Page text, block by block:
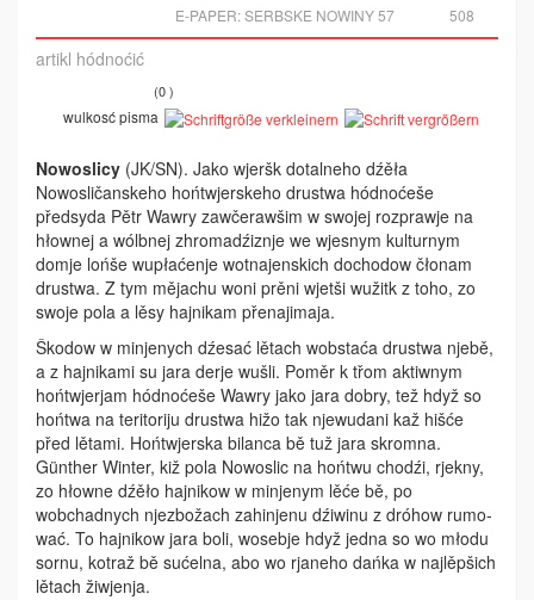
508
E-PAPER:SERBSKE NOWINY 57
artikl hódnoćić
(0 )
wulkosć pisma
Nowoslicy (JK/SN). Jako wjeršk dotalneho dźěła
Nowosličanskeho hońtwjer­skeho drustwa hódnoćeše
předsyda Pětr Wawry zawčerawšim w swojej rozprawje na
hłownej a wólbnej zhromadźiznje we wjes­nym kulturnym
domje lońše wupłaćenje wotnajenskich dochodow čłonam
drustwa. Z tym mějachu woni prěni wjetši wužitk z toho, zo
swoje pola a lěsy hajnikam přenajimaja.
Škodow w minjenych dźesać lětach wob­staća drustwa njebě,
a z hajnikami su jara derje wušli. Poměr k třom aktiwnym
hońtwjerjam hódnoćeše Wawry ja­ko­ jara dobry, tež hdyž so
hońtwa na te­ritoriju drustwa hižo tak njewudani kaž hišće
před lětami. Hońtwjerska bilanca bě tuž jara skromna.
Günther Winter, kiž pola Nowoslic na hońtwu chodźi, rjekny,
zo hłowne dźěło hajnikow w minjenym lěće bě, po
wobchadnych nje­zbožach zahinjenu dźiwinu z dróhow rumo­
wać. To hajnikow jara boli, wosebje hdyž jedna so wo młodu
sornu, kotraž bě sućelna, abo wo rjaneho dańka w najlěpšich
lětach žiwjenja.